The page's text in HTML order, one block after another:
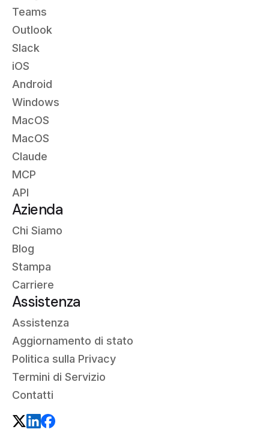
Teams
Outlook
Slack
iOS
Android
Windows
MacOS
MacOS
Claude
MCP
API
Azienda
Chi Siamo
Blog
Stampa
Carriere
Assistenza
Assistenza
Aggiornamento di stato
Politica sulla Privacy
Termini di Servizio
Contatti